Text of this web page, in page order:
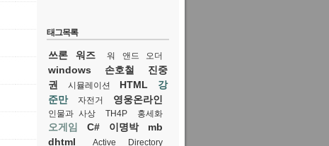
태그목록
쓰론 워즈 워 앤드 오더
windows 손호철
진중
권
시뮬레이션 HTML
강
준만
자전거 영웅온라인
인물과 사상 TH4P 홍세화
오게임 C# 이명박
mb
dhtml
Active Directory